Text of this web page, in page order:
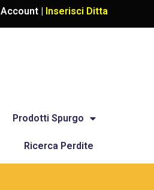
Account | Inserisci Ditta
Prodotti Spurgo
Ricerca Perdite